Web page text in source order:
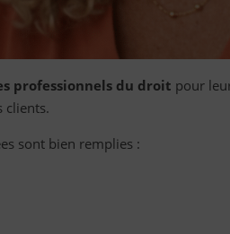
professionnels du droit pour
clients.
sont bien remplies :